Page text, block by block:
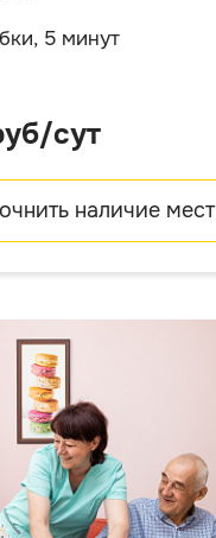
5 минут
сут
наличие мест